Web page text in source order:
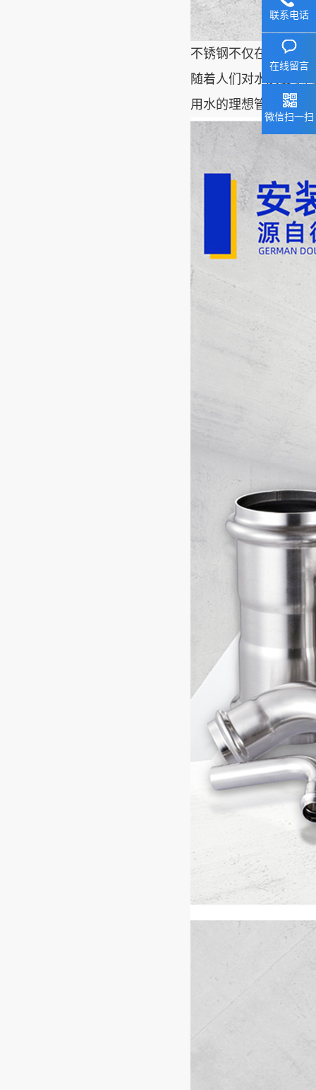
不锈钢不仅在食品工
随着人们对水质要求
用水的理想管材。
联系电话
在线留言
微信扫一扫